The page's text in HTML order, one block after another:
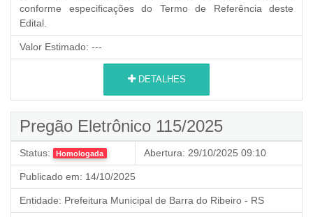
conforme especificações do Termo de Referência deste
Edital.
Valor Estimado: ---
DETALHES
Pregão Eletrônico 115/2025
Status: Homologada Abertura: 29/10/2025 09:10
Publicado em: 14/10/2025
Entidade: Prefeitura Municipal de Barra do Ribeiro - RS